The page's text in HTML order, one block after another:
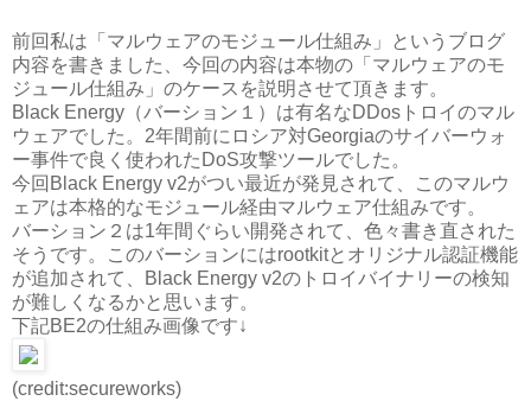
前回私は「マルウェアのモジュール仕組み」というブログ
内容を書きました、今回の内容は本物の「マルウェアのモ
ジュール仕組み」のケースを説明させて頂きます。
Black Energy（バーション１）は有名なDDosトロイのマル
ウェアでした。2年間前にロシア対Georgiaのサイバーウォ
ー事件で良く使われたDoS攻撃ツールでした。
今回Black Energy v2がつい最近が発見されて、このマルウ
ェアは本格的なモジュール経由マルウェア仕組みです。
バーション２は1年間ぐらい開発されて、色々書き直された
そうです。このバーションにはrootkitとオリジナル認証機能
が追加されて、Black Energy v2のトロイバイナリーの検知
が難しくなるかと思います。
下記BE2の仕組み画像です↓
(credit:secureworks)